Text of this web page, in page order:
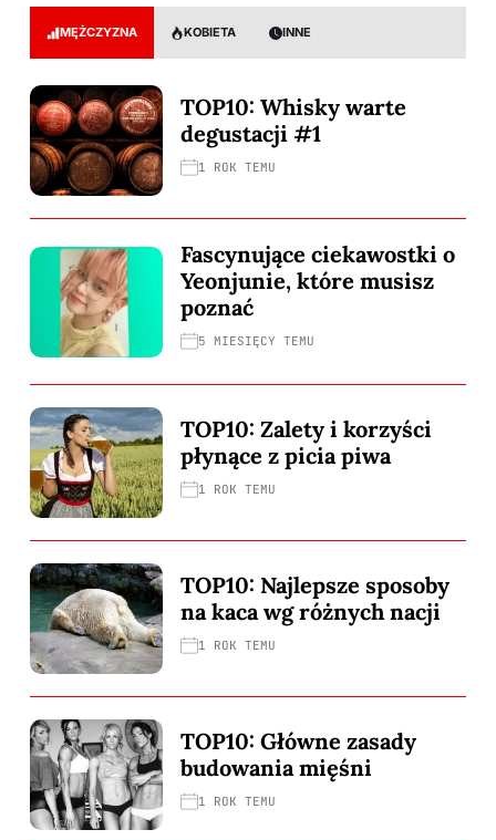
MĘŻCZYZNA KOBIETA INNE
TOP10: Whisky warte
degustacji #1
1 ROK TEMU
Fascynujące ciekawostki o
Yeonjunie, które musisz
poznać
5 MIESIĘCY TEMU
TOP10: Zalety i korzyści
płynące z picia piwa
1 ROK TEMU
TOP10: Najlepsze sposoby
na kaca wg różnych nacji
1 ROK TEMU
TOP10: Główne zasady
budowania mięśni
1 ROK TEMU